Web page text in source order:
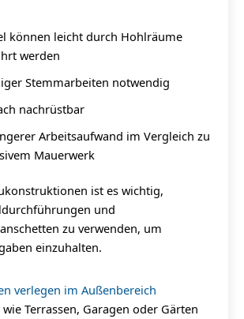
können leicht durch Hohlräume
werden
Stemmarbeiten notwendig
nachrüstbar
Arbeitsaufwand im Vergleich zu
Mauerwerk
ist es wichtig,
und
zu verwenden, um
einzuhalten.
verlegen im Außenbereich
Terrassen, Garagen oder Gärten